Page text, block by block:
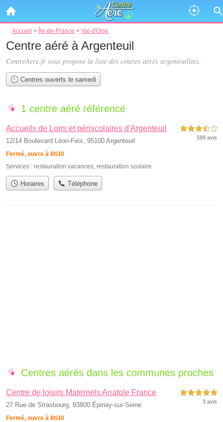
Accueil > Île-de-France > Val-d'Oise
Centre aéré à Argenteuil
CentreAere.fr vous propose la liste des centres aérés argenteuillais.
Centres ouverts le samedi
1 centre aéré référencé
Accueils de Loirs et périscolaires d'Argenteuil
12/14 Boulevard Léon-Feix, 95100 Argenteuil
Fermé, ouvre à 8h30
3,5 étoiles sur 5
599 avis
Services : restauration vacances, restauration scolaire
Horaires Téléphone
Centres aérés dans les communes proches
Centre de loisirs Maternels Anatole France
27 Rue de Strasbourg, 93800 Épinay-sur-Seine
Fermé, ouvre à 8h30
5,0 étoiles sur 5
3 avis